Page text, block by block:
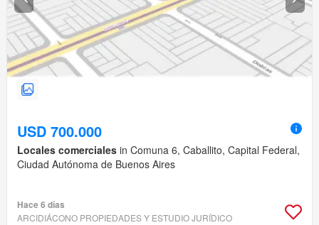
USD 700.000
Locales comerciales in Comuna 6, Caballito, Capital Federal,
Ciudad Autónoma de Buenos Aires
Hace 6 días
ARCIDIÁCONO PROPIEDADES Y ESTUDIO JURÍDICO